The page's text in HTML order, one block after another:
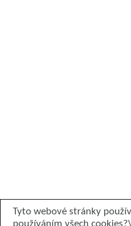
Tyto webové stránky
používáním všech cookies?